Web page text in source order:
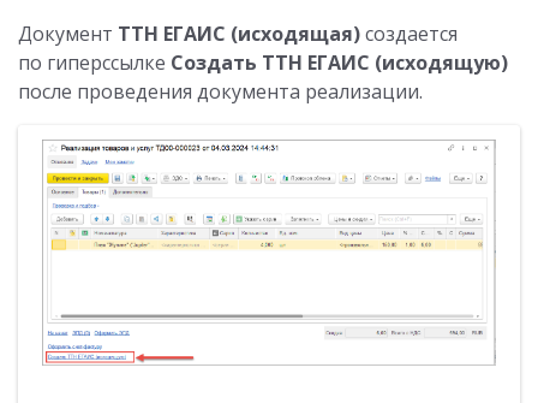
Документ ТТН ЕГАИС (исходящая)создается
по гиперссылке Создать ТТН ЕГАИС (исходящую)
после проведения документа реализации.